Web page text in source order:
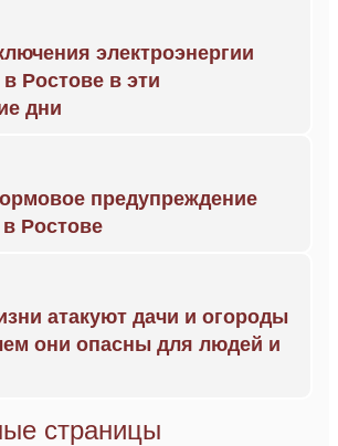
электроэнергии
Ростове в эти
дни
предупреждение
Ростове
атакуют дачи и огороды
они опасны для людей и
страницы